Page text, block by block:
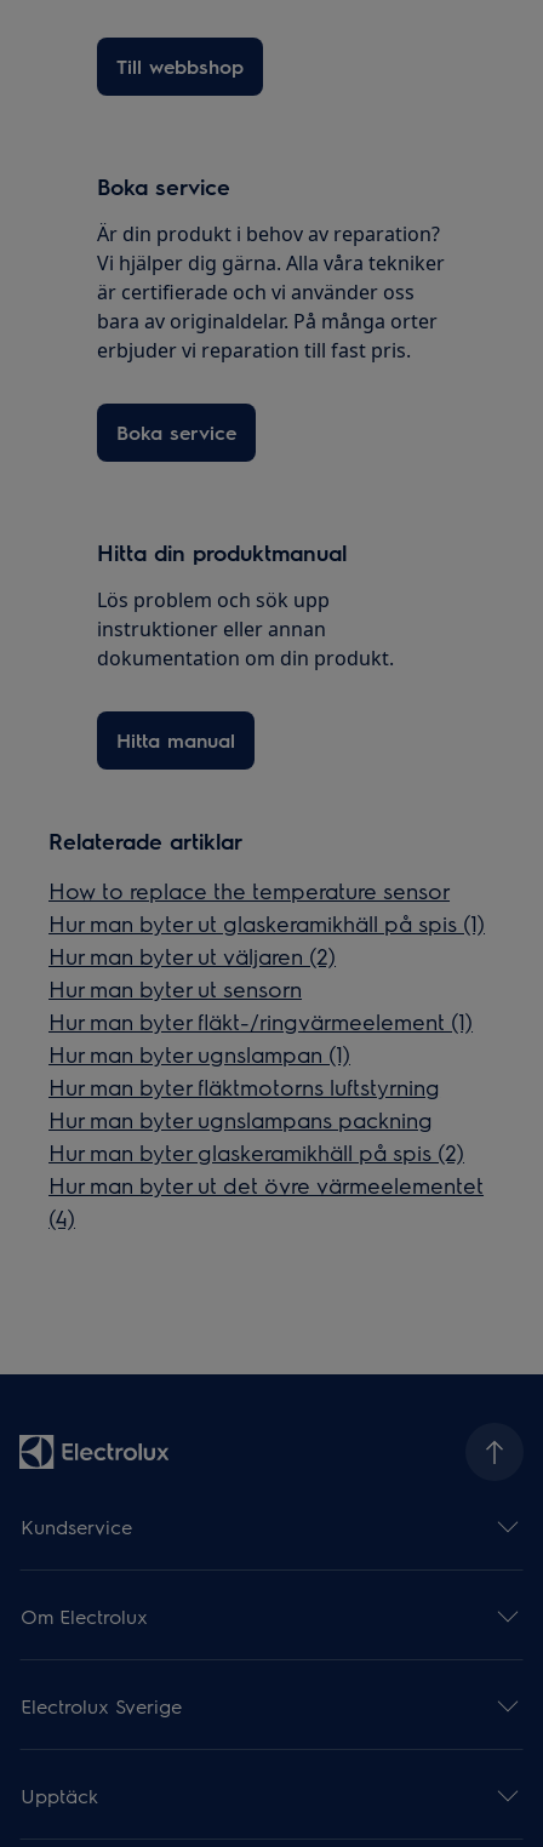
Till webbshop
Boka service
Är din produkt i behov av reparation?
Vi hjälper dig gärna. Alla våra tekniker
är certifierade och vi använder oss
bara av originaldelar. På många orter
erbjuder vi reparation till fast pris.
Boka service
Hitta din produktmanual
Lös problem och sök upp
instruktioner eller annan
dokumentation om din produkt.
Hitta manual
Relaterade artiklar
How to replace the temperature sensor
Hur man byter ut glaskeramikhäll på spis (1)
Hur man byter ut väljaren (2)
Hur man byter ut sensorn
Hur man byter fläkt-/ringvärmeelement (1)
Hur man byter ugnslampan (1)
Hur man byter fläktmotorns luftstyrning
Hur man byter ugnslampans packning
Hur man byter glaskeramikhäll på spis (2)
Hur man byter ut det övre värmeelementet
(4)
Kundservice
Om Electrolux
Electrolux Sverige
Upptäck